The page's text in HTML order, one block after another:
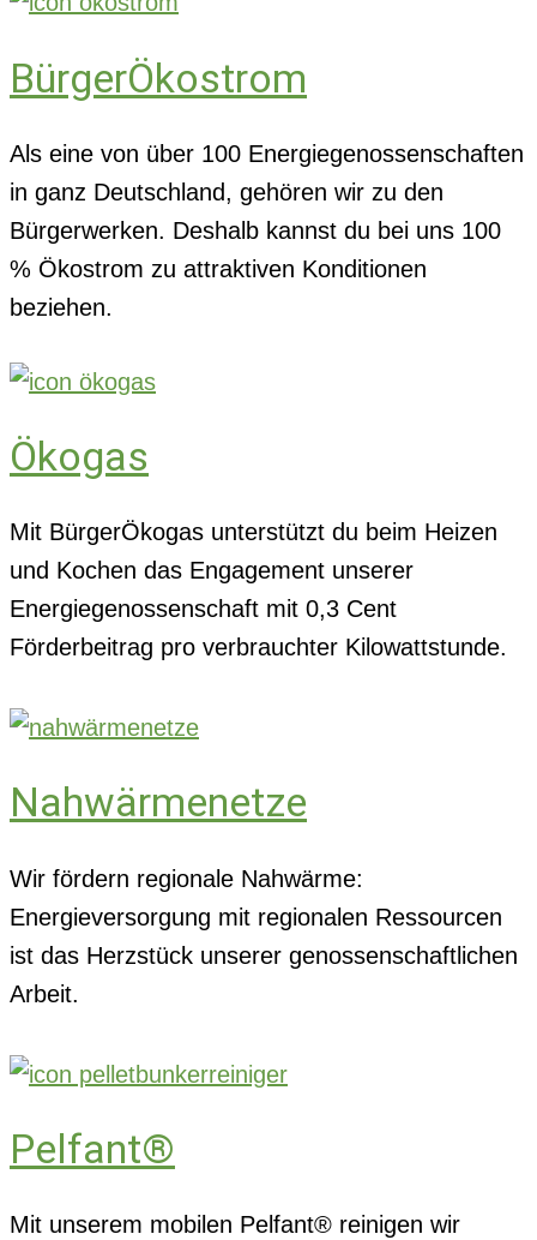
BürgerÖkostrom
Als eine von über 100 Energiegenossenschaften
in ganz Deutschland, gehören wir zu den
Bürgerwerken. Deshalb kannst du bei uns 100
% Ökostrom zu attraktiven Konditionen
beziehen.
Ökogas
Mit BürgerÖkogas unterstützt du beim Heizen
und Kochen das Engagement unserer
Energiegenossenschaft mit 0,3 Cent
Förderbeitrag pro verbrauchter Kilowattstunde.
Nahwärmenetze
Wir fördern regionale Nahwärme:
Energieversorgung mit regionalen Ressourcen
ist das Herzstück unserer genossenschaftlichen
Arbeit.
Pelfant®
Mit unserem mobilen Pelfant® reinigen wir